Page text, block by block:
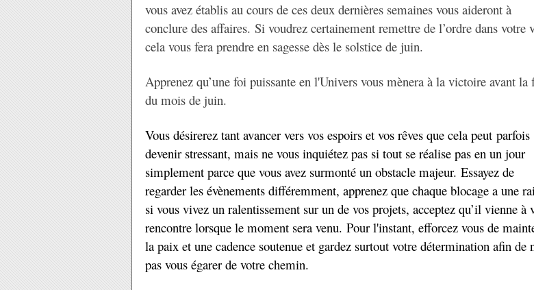
vous avez établis au cours de ces deux dernières semaines vous aideront à
conclure des affaires. Si voudrez certainement remettre de l’ordre dans votre
cela vous fera prendre en sagesse dès le solstice de juin.
Apprenez qu’une foi puissante en l'Univers vous mènera à la victoire avant la
du mois de juin.
Vous désirerez tant avancer vers vos espoirs et vos rêves que cela peut parfois
devenir stressant, mais ne vous inquiétez pas si tout se réalise pas en un jour
simplement parce que vous avez surmonté un obstacle majeur. Essayez de
regarder les évènements différemment, apprenez que chaque blocage a une
si vous vivez un ralentissement sur un de vos projets, acceptez qu’il vienne à
rencontre lorsque le moment sera venu. Pour l'instant, efforcez vous de
la paix et une cadence soutenue et gardez surtout votre détermination afin de
pas vous égarer de votre chemin.